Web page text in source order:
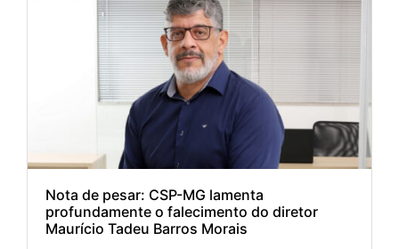
Nota de pesar: CSP-MG lamenta
profundamente o falecimento do diretor
Maurício Tadeu Barros Morais